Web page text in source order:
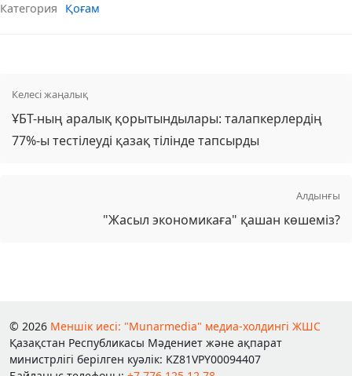
Категория Қоғам
Келесі жаңалық
ҰБТ-ның аралық қорытындылары: талапкерлердің
77%-ы тестілеуді қазақ тілінде тапсырды
Алдынғы
"Жасыл экономикаға" қашан көшеміз?
© 2026 Меншік иесі: "Munarmedia" медиа-холдингі ЖШС
Қазақстан Республикасы Мәдениет және ақпарат
министрлігі берілген куәлік: KZ81VPY00094407